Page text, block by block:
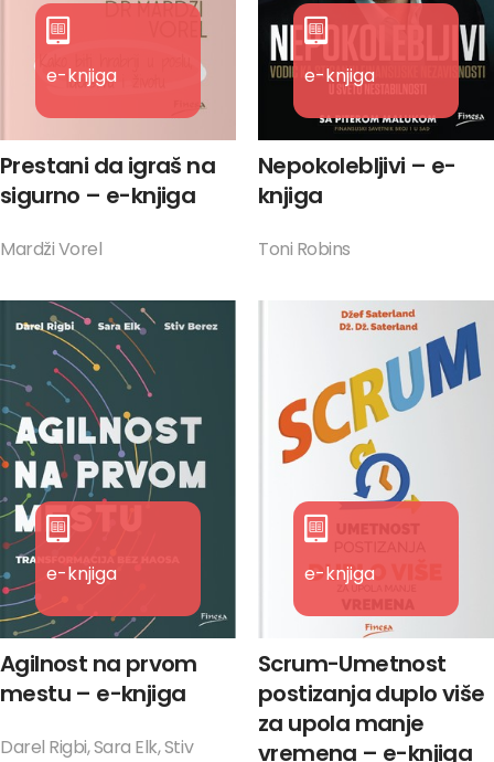
e-knjiga
Prestani da igraš na
sigurno – e-knjiga
Mardži Vorel
e-knjiga
Nepokolebljivi – e-
knjiga
Toni Robins
e-knjiga
Agilnost na prvom
mestu – e-knjiga
Darel Rigbi, Sara Elk, Stiv
e-knjiga
Scrum-Umetnost
postizanja duplo više
za upola manje
vremena – e-knjiga